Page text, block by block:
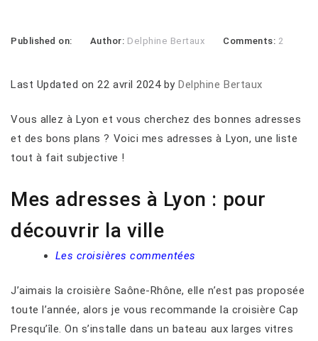
Published on: Author: Delphine Bertaux Comments: 2
Last Updated on 22 avril 2024 byDelphine Bertaux
Vous allez à Lyon et vous cherchez des bonnes adresses
et des bons plans ? Voici mes adresses à Lyon, une liste
tout à fait subjective !
Mes adresses à Lyon : pour
découvrir la ville
Les croisières commentées
J’aimais la croisière Saône-Rhône, elle n’est pas proposée
toute l’année, alors je vous recommande la croisière Cap
Presqu’île. On s’installe dans un bateau aux larges vitres